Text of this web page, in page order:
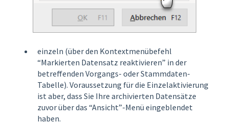
einzeln (über den Kontextmenübefehl
“Markierten Datensatz reaktivieren” in der
betreffenden Vorgangs- oder Stammdaten-
Tabelle). Voraussetzung für die Einzelaktivierung
ist aber, dass Sie Ihre archivierten Datensätze
zuvor über das “Ansicht”-Menü eingeblendet
haben.